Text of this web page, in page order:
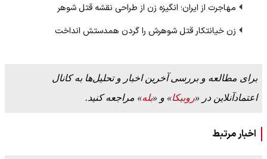
مهاجرت از ایران؛ انگیزه زن از طراحی نقشه قتل شوهر
زن خیانتکار قتل شوهرش را گردن همدستش انداخت
برای مطالعه و بررسی آخرین اخبار و تحلیل‌ها به کانال
اعتمادآنلاین در «روبیکا» و «بله» مراجعه کنید.
اخبار مرتبط